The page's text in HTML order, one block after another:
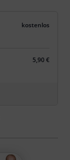
kostenlos
5,90 €